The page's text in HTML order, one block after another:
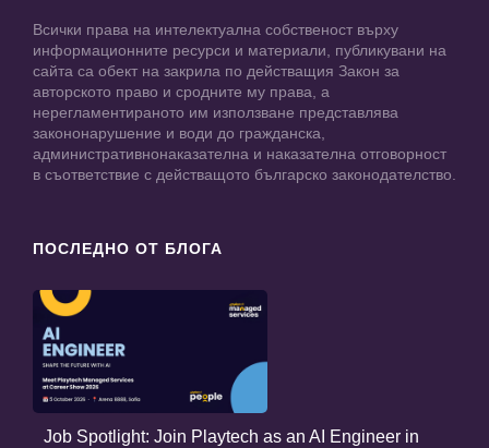
Всички права на интелектуална собственост върху
информационните ресурси и материали, публикувани на
сайта са обект на закрила по действащия Закон за
авторското право и сродните му права, а
нерегламентираното им използване представлява
закононарушение и води до гражданска,
административнонаказателна и наказателна отговорност
в съответствие с действащото българско законодателство.
ПОСЛЕДНО ОТ БЛОГА
Job Spotlight: Join Playtech as an AI Engineer in